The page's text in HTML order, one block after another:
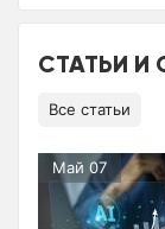
СТАТЬИ И
Все статьи
Май 07